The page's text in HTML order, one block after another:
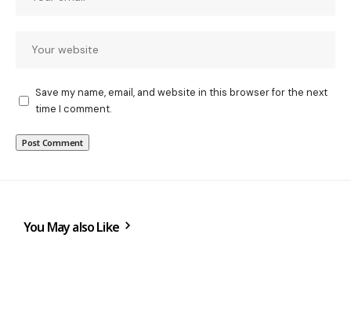
Save my name, email, and website in this browser for the next
time I comment.
You May also Like